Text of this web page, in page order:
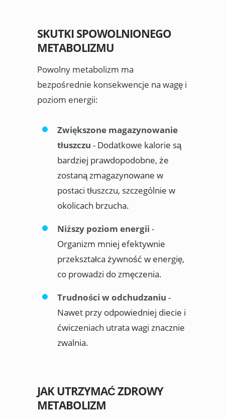
SKUTKI SPOWOLNIONEGO
METABOLIZMU
Powolny metabolizm ma
bezpośrednie konsekwencje na wagę i
poziom energii:
Zwiększone magazynowanie
tłuszczu - Dodatkowe kalorie są
bardziej prawdopodobne, że
zostaną zmagazynowane w
postaci tłuszczu, szczególnie w
okolicach brzucha.
Niższy poziom energii -
Organizm mniej efektywnie
przekształca żywność w energię,
co prowadzi do zmęczenia.
Trudności w odchudzaniu -
Nawet przy odpowiedniej diecie i
ćwiczeniach utrata wagi znacznie
zwalnia.
JAK UTRZYMAĆ ZDROWY
METABOLIZM